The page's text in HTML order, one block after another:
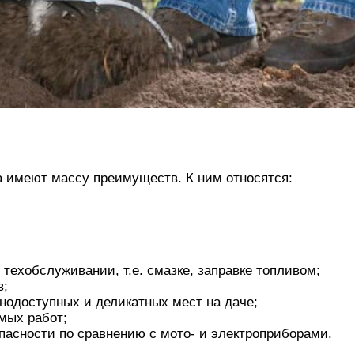
имеют массу преимуществ. К ним относятся:
т.е. смазке, заправке топливом;
и деликатных мест на даче;
работ;
по сравнению с мото- и электроприборами.